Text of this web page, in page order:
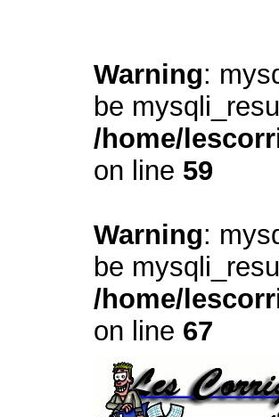
Warning:
be
/home/
on line 59
Warning:
be
/home/
on line 67